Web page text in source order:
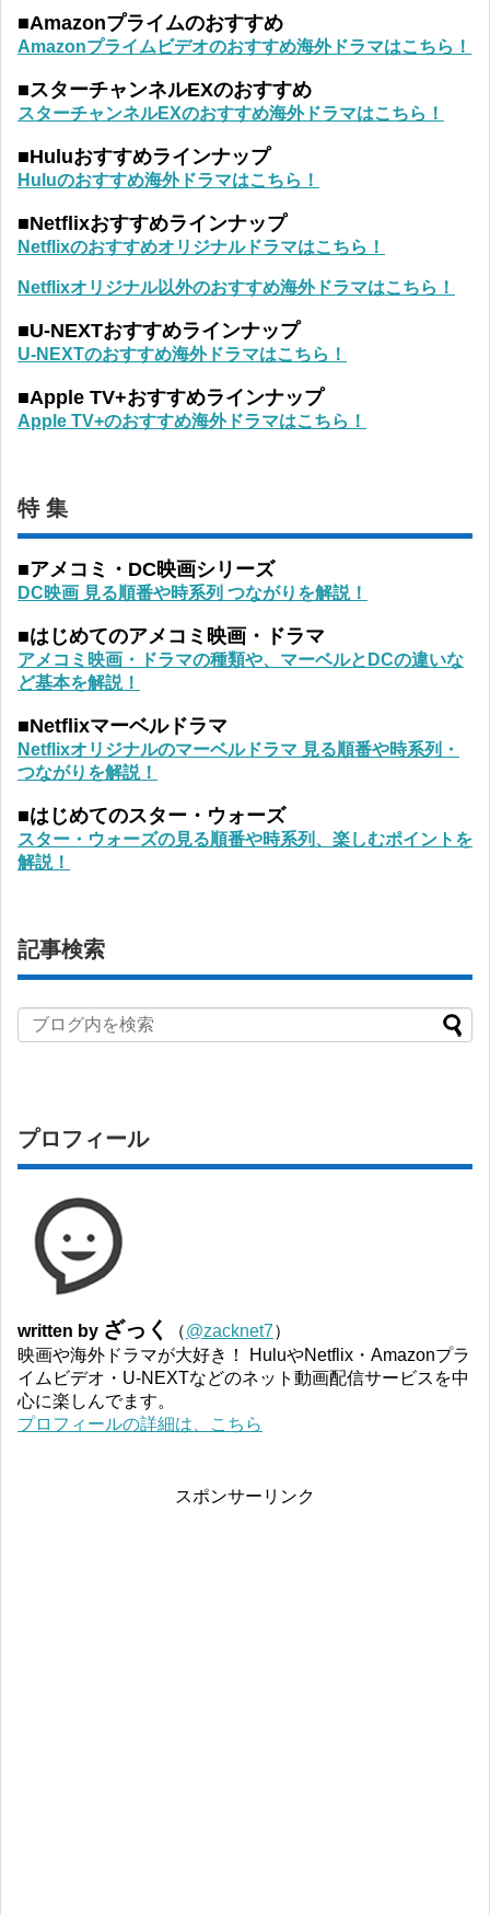
■Amazonプライムのおすすめ
Amazonプライムビデオのおすすめ海外ドラマはこちら！
■スターチャンネルEXのおすすめ
スターチャンネルEXのおすすめ海外ドラマはこちら！
■Huluおすすめラインナップ
Huluのおすすめ海外ドラマはこちら！
■Netflixおすすめラインナップ
Netflixのおすすめオリジナルドラマはこちら！
Netflixオリジナル以外のおすすめ海外ドラマはこちら！
■U-NEXTおすすめラインナップ
U-NEXTのおすすめ海外ドラマはこちら！
■Apple TV+おすすめラインナップ
Apple TV+のおすすめ海外ドラマはこちら！
特 集
■アメコミ・DC映画シリーズ
DC映画 見る順番や時系列 つながりを解説！
■はじめてのアメコミ映画・ドラマ
アメコミ映画・ドラマの種類や、マーベルとDCの違いな
ど基本を解説！
■Netflixマーベルドラマ
Netflixオリジナルのマーベルドラマ 見る順番や時系列・
つながりを解説！
■はじめてのスター・ウォーズ
スター・ウォーズの見る順番や時系列、楽しむポイントを
解説！
記事検索
プロフィール
written by ざっく （@zacknet7）
映画や海外ドラマが大好き！ HuluやNetflix・Amazonプラ
イムビデオ・U-NEXTなどのネット動画配信サービスを中
心に楽しんでます。
プロフィールの詳細は、こちら
スポンサーリンク